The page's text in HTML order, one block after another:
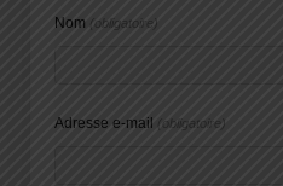
Nom (obligatoire)
Adresse e-mail (obligatoire)